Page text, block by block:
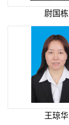
尉国栋
王琼华